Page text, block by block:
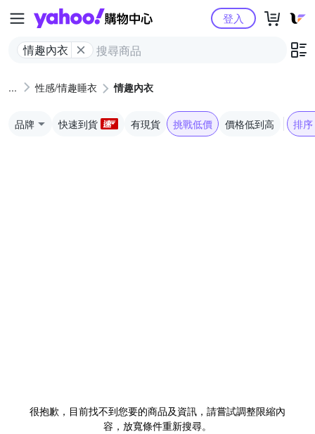
Yahoo購物中心
情趣內衣
登入
性感/情趣睡衣 情趣內衣
品牌 快速到貨 有現貨 挑戰低價 價格低到高 排序
很抱歉，目前找不到您要的商品及資訊，請嘗試調整限縮內
容，放寬條件重新搜尋。